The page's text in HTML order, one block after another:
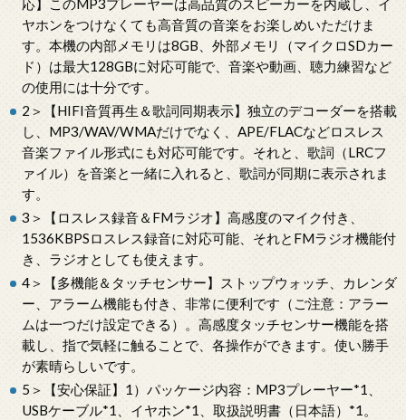
応】このMP3プレーヤーは高品質のスピーカーを内蔵し、イ
ヤホンをつけなくても高音質の音楽をお楽しめいただけま
す。本機の内部メモリは8GB、外部メモリ（マイクロSDカー
ド）は最大128GBに対応可能で、音楽や動画、聴力練習など
の使用には十分です。
2＞【HIFI音質再生＆歌詞同期表示】独立のデコーダーを搭載
し、MP3/WAV/WMAだけでなく、APE/FLACなどロスレス
音楽ファイル形式にも対応可能です。それと、歌詞（LRCフ
ァイル）を音楽と一緒に入れると、歌詞が同期に表示されま
す。
3＞【ロスレス録音＆FMラジオ】高感度のマイク付き、
1536KBPSロスレス録音に対応可能、それとFMラジオ機能付
き、ラジオとしても使えます。
4＞【多機能＆タッチセンサー】ストップウォッチ、カレンダ
ー、アラーム機能も付き、非常に便利です（ご注意：アラー
ムは一つだけ設定できる）。高感度タッチセンサー機能を搭
載し、指で気軽に触ることで、各操作ができます。使い勝手
が素晴らしいです。
5＞【安心保証】1）パッケージ内容：MP3プレーヤー*1、
USBケーブル*1、イヤホン*1、取扱説明書（日本語）*1。